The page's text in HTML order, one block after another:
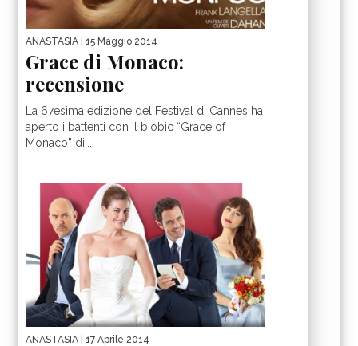
ANASTASIA | 15 Maggio 2014
Grace di Monaco:
recensione
La 67esima edizione del Festival di Cannes ha
aperto i battenti con il biobic “Grace of
Monaco” di...
ANASTASIA | 17 Aprile 2014